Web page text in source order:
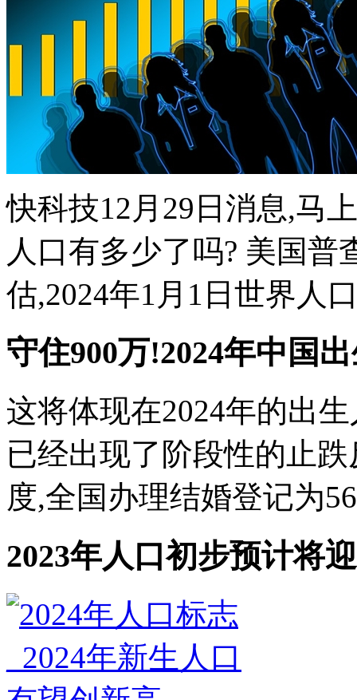
快科技12月29日消息,马
人口有多少了吗? 美国普
估,2024年1月1日世界人
守住900万!2024年中国
这将体现在2024年的出
已经出现了阶段性的止
度,全国办理结婚登记为
2023年人口初步预计将